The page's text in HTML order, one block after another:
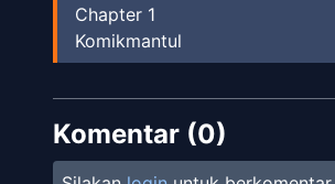
Chapter 1
Komikmantul
Komentar (0)